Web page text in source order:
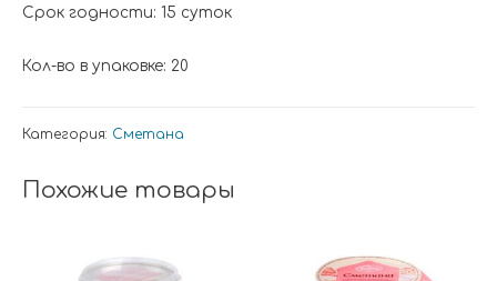
Срок годности: 15 суток
Кол-во в упаковке: 20
Категория: Сметана
Похожие товары